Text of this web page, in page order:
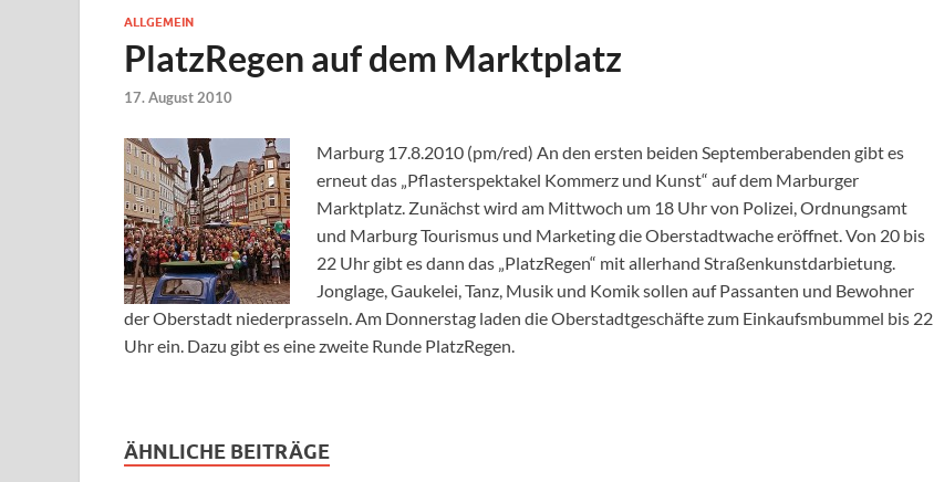
ALLGEMEIN
PlatzRegen auf dem Marktplatz
17. August 2010
Marburg 17.8.2010 (pm/red) An den ersten beiden Septemberabenden gibt es
erneut das „Pflasterspektakel Kommerz und Kunst“ auf dem Marburger
Marktplatz. Zunächst wird am Mittwoch um 18 Uhr von Polizei, Ordnungsamt
und Marburg Tourismus und Marketing die Oberstadtwache eröffnet. Von 20 bis
22 Uhr gibt es dann das „PlatzRegen“ mit allerhand Straßenkunstdarbietung.
Jonglage, Gaukelei, Tanz, Musik und Komik sollen auf Passanten und Bewohner
der Oberstadt niederprasseln. Am Donnerstag laden die Oberstadtgeschäfte zum Einkaufsmbummel bis 22
Uhr ein. Dazu gibt es eine zweite Runde PlatzRegen.
ÄHNLICHE BEITRÄGE